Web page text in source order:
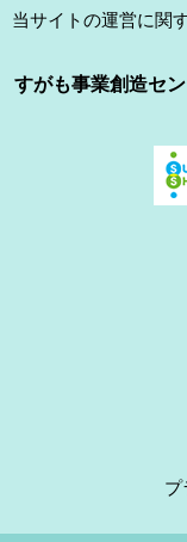
当サイトの運営に関
すがも事業創造セ
プ